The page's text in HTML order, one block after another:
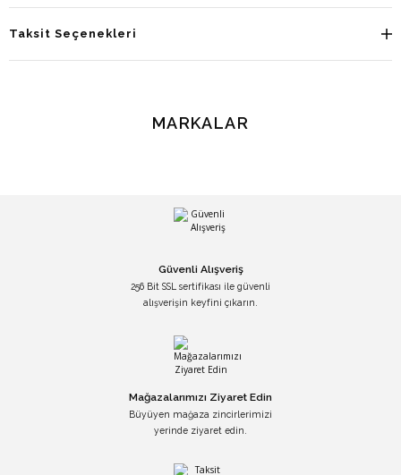
Taksit Seçenekleri
MARKALAR
Güvenli Alışveriş
256 Bit SSL sertifikası ile güvenli
alışverişin keyfini çıkarın.
Mağazalarımızı Ziyaret Edin
Büyüyen mağaza zincirlerimizi
yerinde ziyaret edin.